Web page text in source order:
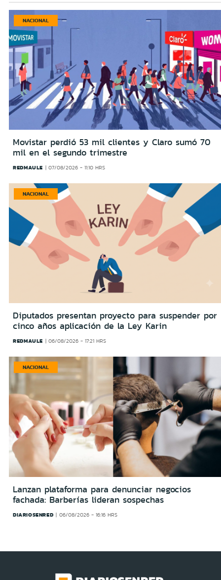
NACIONAL
Movistar perdió 53 mil clientes y Claro sumó 70
mil en el segundo trimestre
REDMAULE 07/08/2026 - 11:10 HRS
NACIONAL
Diputados presentan proyecto para suspender por
cinco años aplicación de la Ley Karin
REDMAULE 06/08/2026 - 17:21 HRS
NACIONAL
Lanzan plataforma para denunciar negocios
fachada: Barberías lideran sospechas
DIARIOSENRED 06/08/2026 - 16:16 HRS